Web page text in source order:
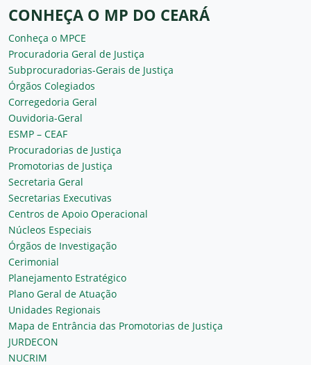
CONHEÇA O MP DO CEARÁ
Conheça o MPCE
Procuradoria Geral de Justiça
Subprocuradorias-Gerais de Justiça
Órgãos Colegiados
Corregedoria Geral
Ouvidoria-Geral
ESMP – CEAF
Procuradorias de Justiça
Promotorias de Justiça
Secretaria Geral
Secretarias Executivas
Centros de Apoio Operacional
Núcleos Especiais
Órgãos de Investigação
Cerimonial
Planejamento Estratégico
Plano Geral de Atuação
Unidades Regionais
Mapa de Entrância das Promotorias de Justiça
JURDECON
NUCRIM